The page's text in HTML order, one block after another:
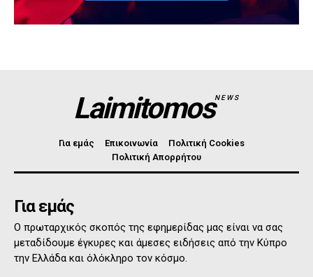
LaimitomosNEWS
Για εμάς Επικοινωνία
Πολιτική Cookies
Πολιτική Απορρήτου
Για εμάς
Ο πρωταρχικός σκοπός της εφημερίδας μας είναι να σας
μεταδίδουμε έγκυρες και άμεσες ειδήσεις από την Κύπρο
την Ελλάδα και όλόκληρο τον κόσμο.